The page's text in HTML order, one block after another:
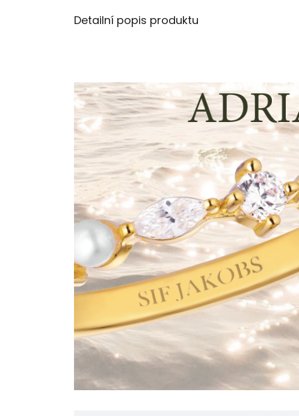
Detailní popis produktu